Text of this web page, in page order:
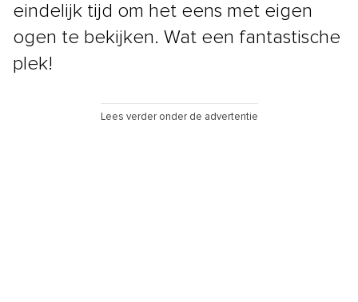
eindelijk tijd om het eens met eigen
ogen te bekijken. Wat een fantastische
plek!
Lees verder onder de advertentie